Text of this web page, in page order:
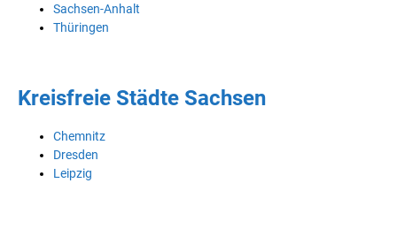
Sachsen-Anhalt
Thüringen
Kreisfreie Städte Sachsen
Chemnitz
Dresden
Leipzig